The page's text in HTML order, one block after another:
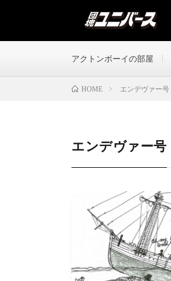
アクトンボーイの部屋
HOME エンデヴァー号
エンデヴァー号